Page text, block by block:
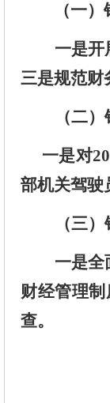
（一）
一是开
三是规范财
（二）
一是对
部机关驾驶
（三）
一是全
财经管理
查。